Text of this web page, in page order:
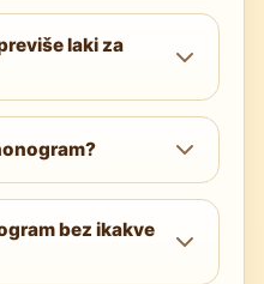
laki za
pogodni su
Ekstremno i
ograničenja unutar
rješavanje.
slika je
— srce,
osnovni oblik.
bez ikakve